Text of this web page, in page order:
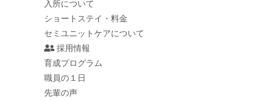
入所について
ショートステイ・料金
セミユニットケアについて
採用情報
育成プログラム
職員の１日
先輩の声